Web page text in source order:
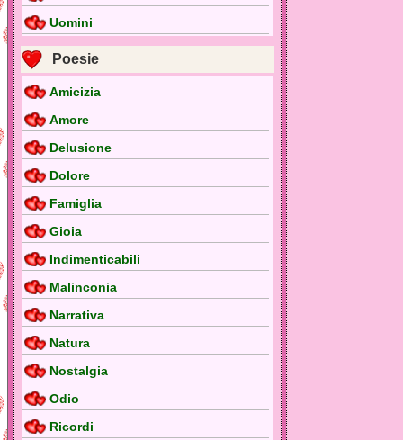
Uomini
Poesie
Amicizia
Amore
Delusione
Dolore
Famiglia
Gioia
Indimenticabili
Malinconia
Narrativa
Natura
Nostalgia
Odio
Ricordi